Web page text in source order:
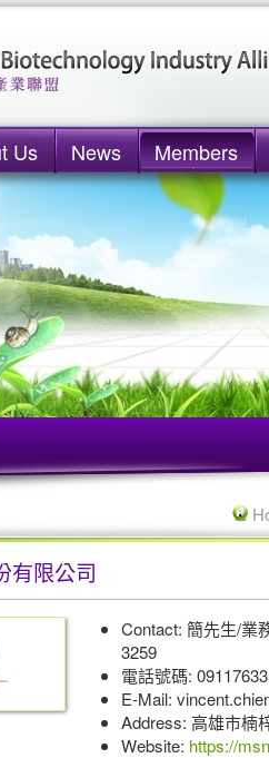
Us News Members
有限公司
Contact: 簡先生/業
3259
電話號碼:
E-Mail:
Address: 高雄市楠
Website: https://